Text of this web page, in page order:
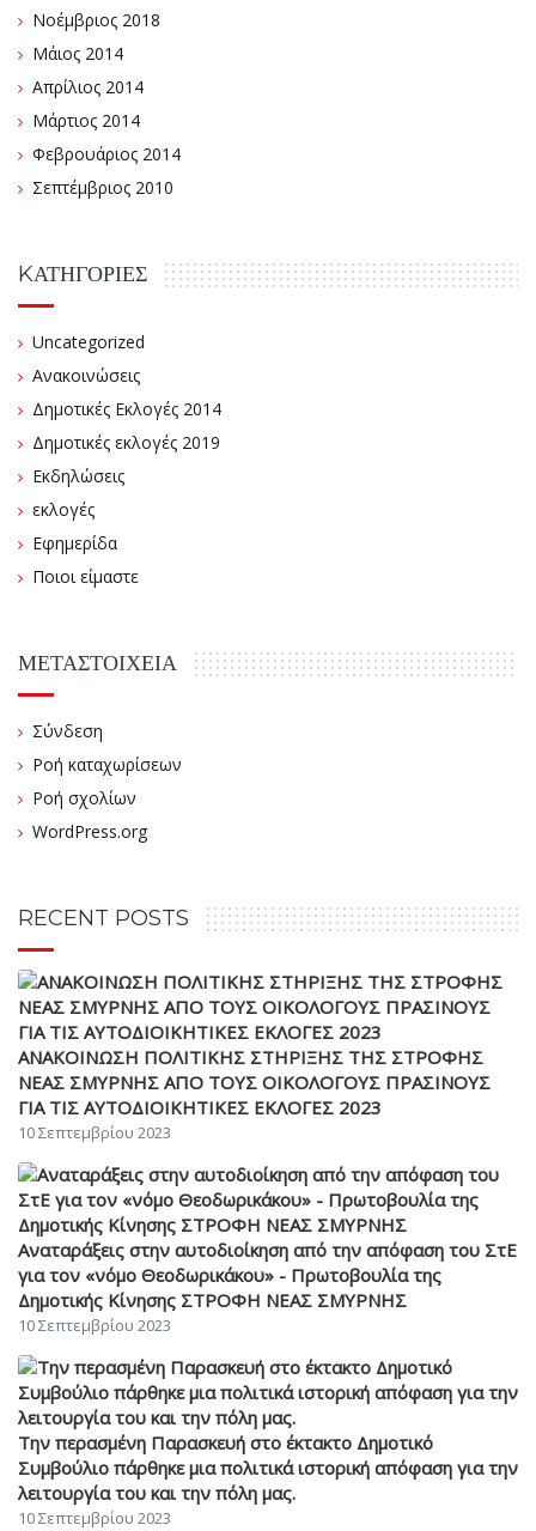
Νοέμβριος 2018
Μάιος 2014
Απρίλιος 2014
Μάρτιος 2014
Φεβρουάριος 2014
Σεπτέμβριος 2010
KΑΤΗΓΟΡΊΕΣ
Uncategorized
Ανακοινώσεις
Δημοτικές Εκλογές 2014
Δημοτικές εκλογές 2019
Εκδηλώσεις
εκλογές
Εφημερίδα
Ποιοι είμαστε
ΜΕΤΑΣΤΟΙΧΕΊΑ
Σύνδεση
Ροή καταχωρίσεων
Ροή σχολίων
WordPress.org
RECENT POSTS
ΑΝΑΚΟΙΝΩΣΗ ΠΟΛΙΤΙΚΗΣ ΣΤΗΡΙΞΗΣ ΤΗΣ ΣΤΡΟΦΗΣ
ΝΕΑΣ ΣΜΥΡΝΗΣ ΑΠΟ ΤΟΥΣ ΟΙΚΟΛΟΓΟΥΣ ΠΡΑΣΙΝΟΥΣ
ΓΙΑ ΤΙΣ ΑΥΤΟΔΙΟΙΚΗΤΙΚΕΣ ΕΚΛΟΓΕΣ 2023
10 Σεπτεμβρίου 2023
Αναταράξεις στην αυτοδιοίκηση από την απόφαση του ΣτΕ
για τον «νόμο Θεοδωρικάκου» - Πρωτοβουλία της
Δημοτικής Κίνησης ΣΤΡΟΦΗ ΝΕΑΣ ΣΜΥΡΝΗΣ
10 Σεπτεμβρίου 2023
Την περασμένη Παρασκευή στο έκτακτο Δημοτικό
Συμβούλιο πάρθηκε μια πολιτικά ιστορική απόφαση για την
λειτουργία του και την πόλη μας.
10 Σεπτεμβρίου 2023